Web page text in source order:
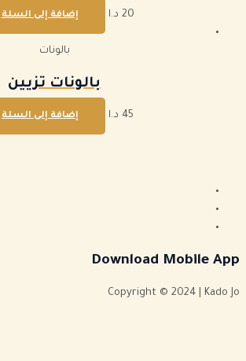
20 د.ا إضافة إلى السلة
بالونات
بالونات تزيين
45 د.ا إضافة إلى السلة
Download Mobile App
Copyright © 2024 | Kado Jo